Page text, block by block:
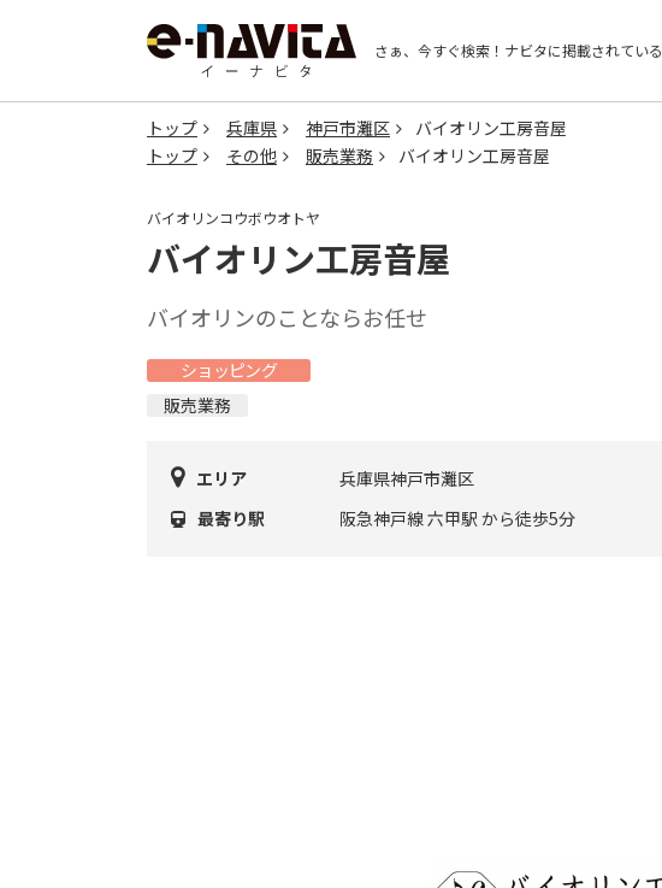
さぁ、今すぐ検索！ ナビタに掲載されている
トップ 兵庫県 神戸市灘区
バイオリン工房音屋
トップ
その他 販売業務 バイオリン工房音屋
バイオリンコウボウオトヤ
バイオリン工房音屋
バイオリンのことならお任せ
ショッピング
販売業務
エリア
兵庫県神戸市灘区
最寄り駅
阪急神戸線 六甲駅 から徒歩5分